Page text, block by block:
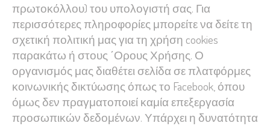
πρωτοκόλλου) του υπολογιστή σας. Για
περισσότερες πληροφορίες μπορείτε να δείτε τη
σχετική πολιτική μας για τη χρήση cookies
παρακάτω ή στους ΄Ορους Χρήσης. Ο
οργανισμός μας διαθέτει σελίδα σε πλατφόρμες
κοινωνικής δικτύωσης όπως το Facebook, όπου
όμως δεν πραγματοποιεί καμία επεξεργασία
προσωπικών δεδομένων. Υπάρχει η δυνατότητα